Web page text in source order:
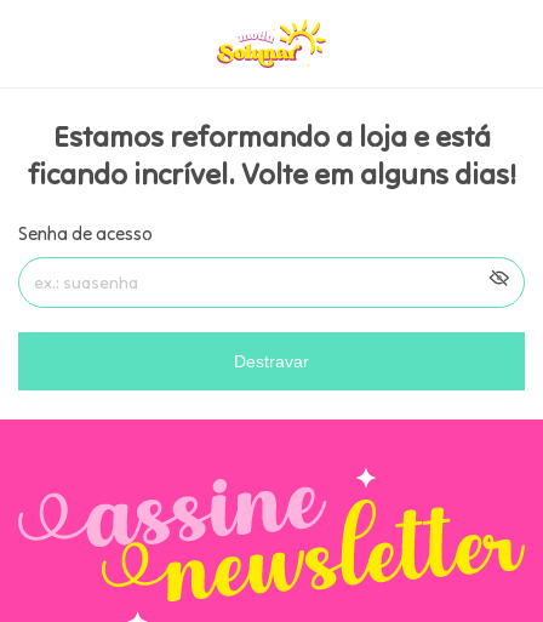
Estamos reformando a loja e está
ficando incrível. Volte em alguns dias!
Senha de acesso
Destravar